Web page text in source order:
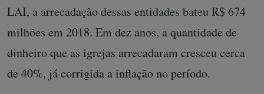
LAI, a arrecadação dessas entidades bateu R$ 674
milhões em 2018. Em dez anos, a quantidade de
dinheiro que as igrejas arrecadaram cresceu cerca
de 40%, já corrigida a inflação no período.